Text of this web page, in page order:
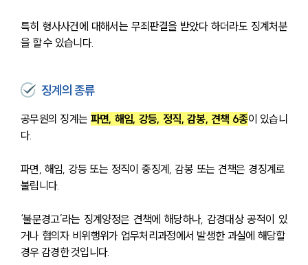
특히 형사사건에 대해서는 무죄판결을 받았다 하더라도 징계처분
을 할 수 있습니다.
징계의 종류
공무원의 징계는 파면, 해임, 강등, 정직, 감봉, 견책 6종이 있습니
다.
파면, 해임, 강등 또는 정직이 중징계, 감봉 또는 견책은 경징계로
불립니다.
‘불문경고’라는 징계양정은 견책에 해당하나, 감경대상 공적이 있
거나 혐의자 비위행위가 업무처리과정에서 발생한 과실에 해당할
경우 감경한 것입니다.